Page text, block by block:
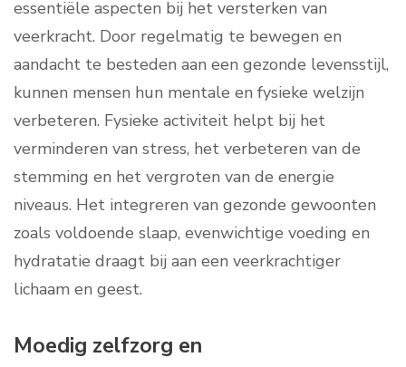
essentiële aspecten bij het versterken van
veerkracht. Door regelmatig te bewegen en
aandacht te besteden aan een gezonde levensstijl,
kunnen mensen hun mentale en fysieke welzijn
verbeteren. Fysieke activiteit helpt bij het
verminderen van stress, het verbeteren van de
stemming en het vergroten van de energie
niveaus. Het integreren van gezonde gewoonten
zoals voldoende slaap, evenwichtige voeding en
hydratatie draagt bij aan een veerkrachtiger
lichaam en geest.
Moedig zelfzorg en